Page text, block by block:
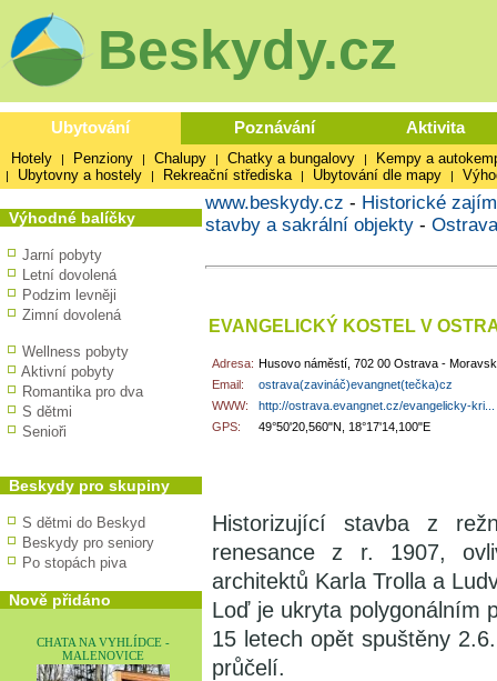
Beskydy.cz
Ubytování Poznávání Aktivita
Hotely | Penziony | Chalupy | Chatky a bungalovy | Kempy a
| Ubytovny a hostely | Rekreační střediska | Ubytování dle mapy |
Výhodné balíčky
Jarní pobyty
Letní dovolená
Podzim levněji
Zimní dovolená
Wellness pobyty
Aktivní pobyty
Romantika pro dva
S dětmi
Senioři
Beskydy pro skupiny
S dětmi do Beskyd
Beskydy pro seniory
Po stopách piva
Nově přidáno
CHATA NA VYHLÍDCE -
MALENOVICE
www.beskydy.cz - Historické
stavby a sakrální objekty - Ostrava
EVANGELICKÝ KOSTEL V
Adresa: Husovo náměstí, 702 00 Ostrava -
Email:
ostrava(zavináč)evangnet(tečka)cz
WWW:
http://ostrava.evangnet.cz/evangelicky-kri...
GPS:
49°50'20,560"N, 18°17'14,100"E
Historizující stavba z
renesance z r. 1907,
architektů Karla Trolla a
Loď je ukryta polygonálním
15 letech opět spuštěny
průčelí.